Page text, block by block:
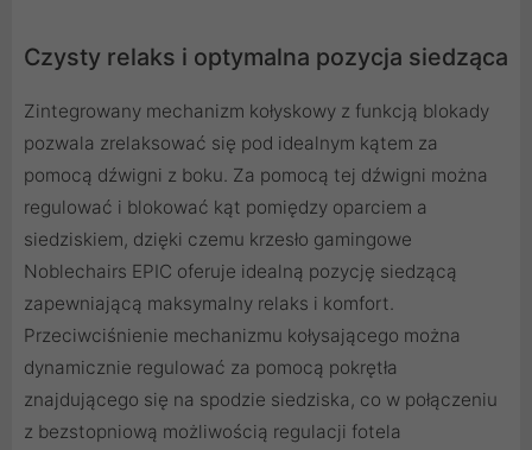
Czysty relaks i optymalna pozycja siedząca
Zintegrowany mechanizm kołyskowy z funkcją blokady
pozwala zrelaksować się pod idealnym kątem za
pomocą dźwigni z boku. Za pomocą tej dźwigni można
regulować i blokować kąt pomiędzy oparciem a
siedziskiem, dzięki czemu krzesło gamingowe
Noblechairs EPIC oferuje idealną pozycję siedzącą
zapewniającą maksymalny relaks i komfort.
Przeciwciśnienie mechanizmu kołysającego można
dynamicznie regulować za pomocą pokrętła
znajdującego się na spodzie siedziska, co w połączeniu
z bezstopniową możliwością regulacji fotela